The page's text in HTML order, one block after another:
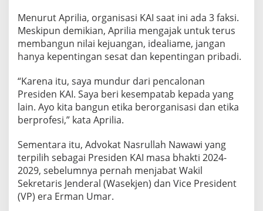
Menurut Aprilia, organisasi KAI saat ini ada 3 faksi.
Meskipun demikian, Aprilia mengajak untuk terus
membangun nilai kejuangan, idealiame, jangan
hanya kepentingan sesat dan kepentingan pribadi.
“Karena itu, saya mundur dari pencalonan
Presiden KAI. Saya beri kesempatab kepada yang
lain. Ayo kita bangun etika berorganisasi dan etika
berprofesi,” kata Aprilia.
Sementara itu, Advokat Nasrullah Nawawi yang
terpilih sebagai Presiden KAI masa bhakti 2024-
2029, sebelumnya pernah menjabat Wakil
Sekretaris Jenderal (Wasekjen) dan Vice President
(VP) era Erman Umar.